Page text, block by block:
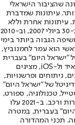
שהציבור הישראלי
עיתונות שמדברת
עיתונות אחרת וללא
תשלום. המהדורה המודפסת הראשונה פורסמה ב-30 ביולי 2007, וב-2010
הגבוה ביותר בימי
הוא עמר לחמנוביץ,
"ישראל היום" בעברית
ובאנגלית, כמו כן היישומונים (אפליקציות) לאנדרואיד ול-iOS, מציגים
ניתוחים ופרשנויות,
של "ישראל היום"
טכנולוגיה, ספורט,
כלכלה וצרכנות, בריאות, חיילים, אוכל, יהדות, תיירות ורכב. ב-2021 עלו
בעברית, במטרה
תכני המהדורה